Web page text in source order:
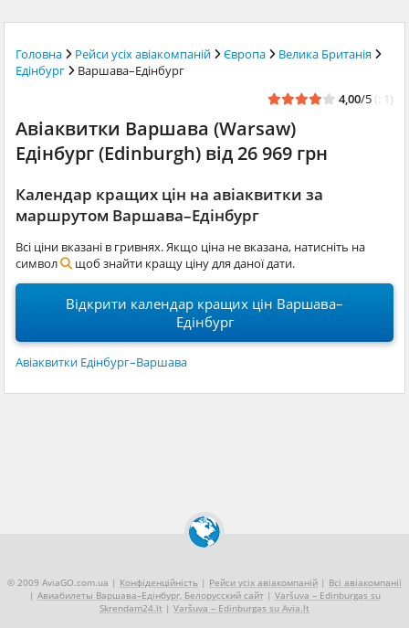
Головна Рейси усіх авіакомпаній Європа
Велика Британія
Едінбург
Варшава–Едінбург
4,00/5 (: 1)
Авіаквитки Варшава (Warsaw)
Едінбург (Edinburgh) від 26 969 грн
Календар кращих цін на авіаквитки за
маршрутом Варшава–Едінбург
Всі ціни вказані в гривнях. Якщо ціна не вказана, натисніть на
символ
щоб знайти кращу ціну для даної дати.
Відкрити календар кращих цін Варшава–
Едінбург
Авіаквитки Едінбург–Варшава
© 2009 AviaGO.com.ua | Конфіденційність | Рейси усіх авіакомпаній | Всі авіакомпанії
| Авиабилеты Варшава–Едінбург, Белорусский сайт| Varšuva – Edinburgas su
Skrendam24.lt | Varšuva – Edinburgas su Avia.lt